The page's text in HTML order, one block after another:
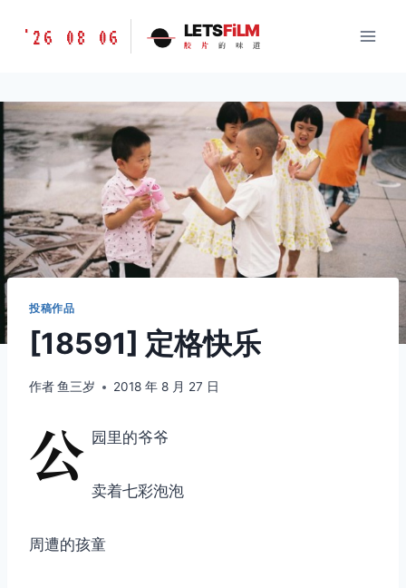
胶
味
道
LETSFILM
'26 08 06 LETSFiLM
胶 片 的 味 道
投稿作品
[18591] 定格快乐
作者鱼三岁 2018 年 8 月 27 日
公 园里的爷爷
卖着七彩泡泡
周遭的孩童